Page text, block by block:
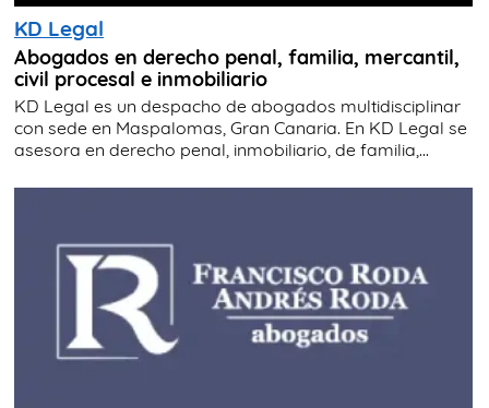
KD Legal
Abogados en derecho penal, familia, mercantil,
civil procesal e inmobiliario
KD Legal es un despacho de abogados multidisciplinar
con sede en Maspalomas, Gran Canaria. En KD Legal se
asesora en derecho penal, inmobiliario, de familia,...